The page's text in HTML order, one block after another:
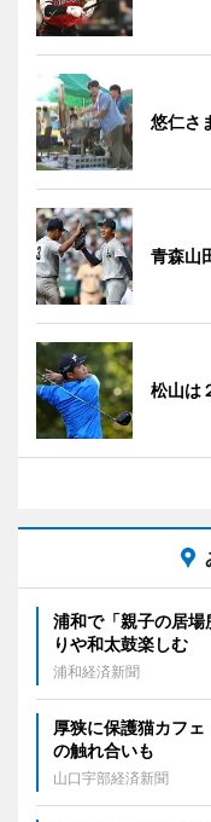
悠仁さ
青森山
松山は
浦和で「親子の居
りや和太鼓楽しむ
浦和経済新聞
厚狭に保護猫カフ
の触れ合いも
山口宇部経済新聞